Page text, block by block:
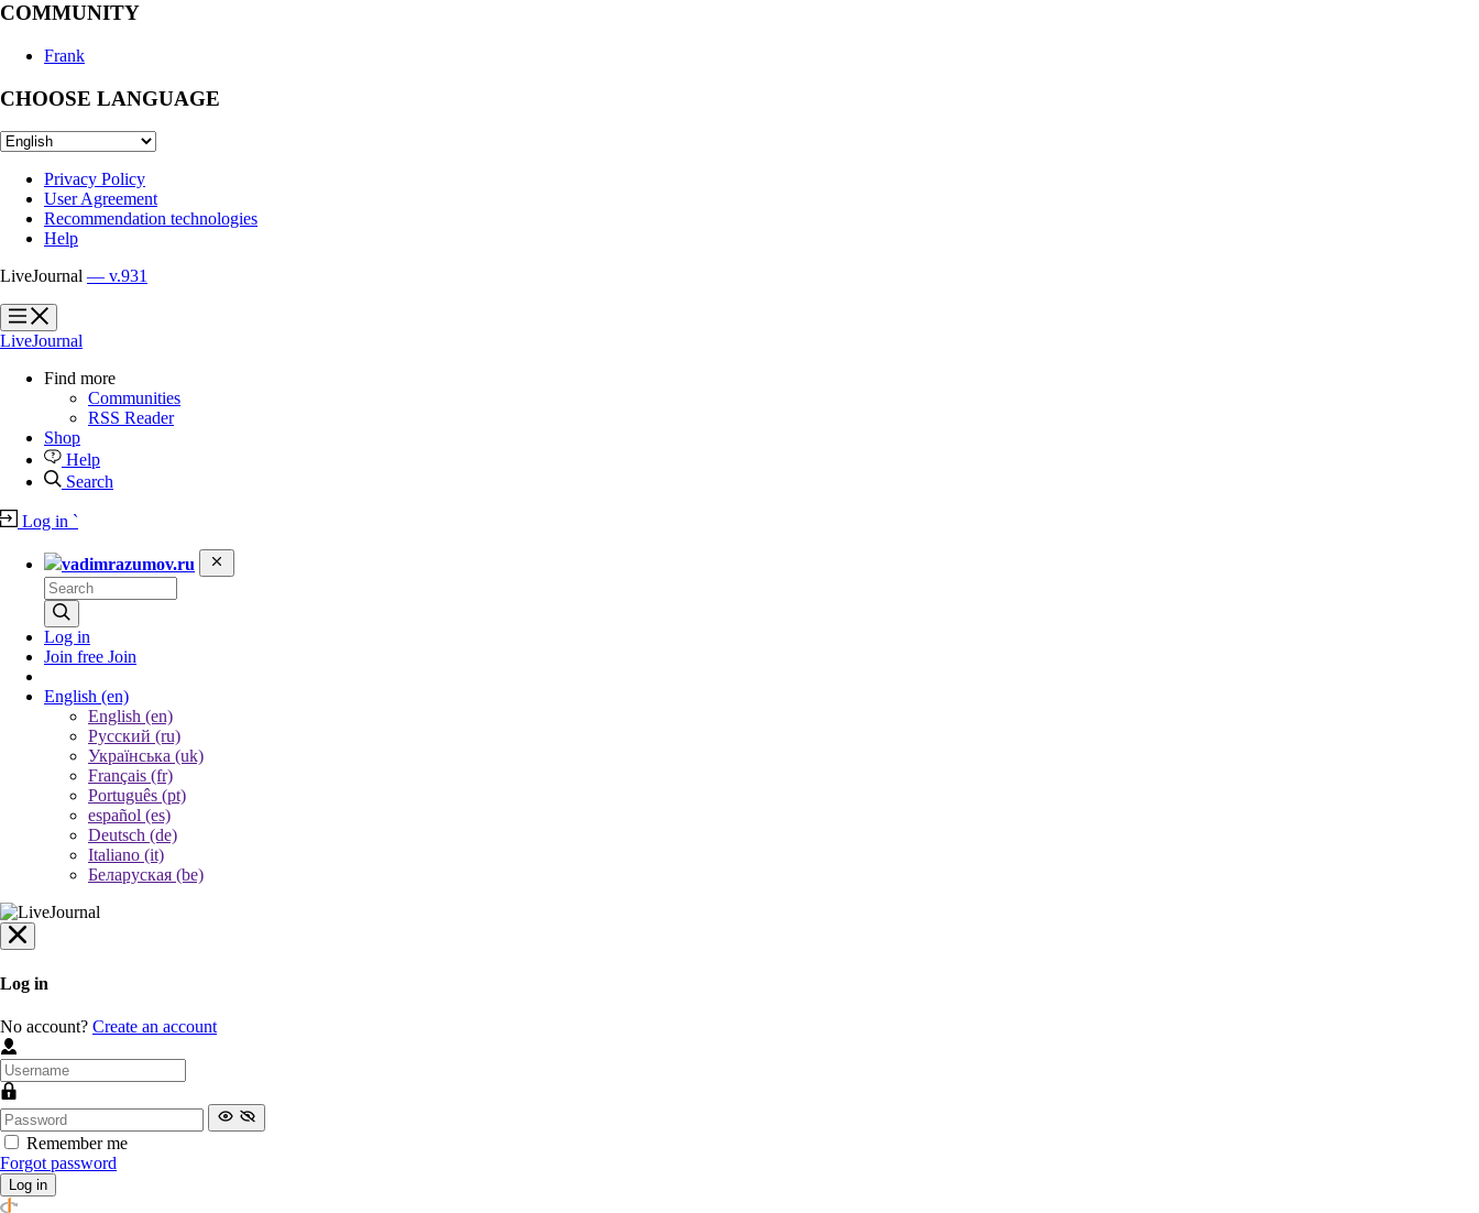
COMMUNITY
Frank
CHOOSE LANGUAGE
Privacy Policy
User Agreement
Recommendation technologies
Help
LiveJournal — v.931
?
?
LiveJournal
Find more
Communities
RSS Reader
Shop
Help
Search
Log in `
vadimrazumov.ru
Log in
Join free Join
English (en)
English (en)
Русский (ru)
Українська (uk)
Français (fr)
Português (pt)
español (es)
Deutsch (de)
Italiano (it)
Беларуская (be)
Log in
No account? Create an account
Remember me
Forgot password
Log in